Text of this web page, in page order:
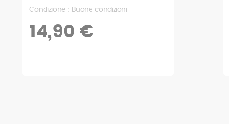
Condizione : Buone condizioni
14,90 €